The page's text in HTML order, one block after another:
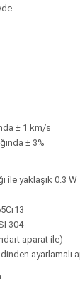
± 1 km/s
± 3%
ile yaklaşık 0.3 W
304
aparat ile)
ayarlamalı